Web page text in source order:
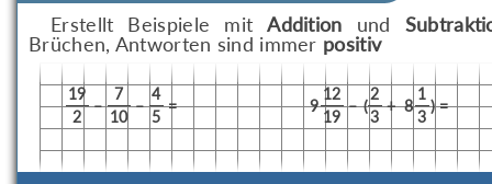
Erstellt Beispiele mitAddition und
Brüchen, Antworten sind immer positiv
19
–
7
–
4
=
2 10 5
9
12
– (
2
+ 8
1
) =
19 3 3